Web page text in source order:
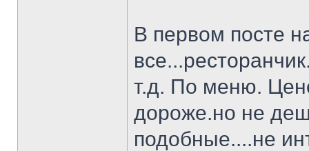
В первом посте
т.д. По меню.
дороже.но не
подобные....не